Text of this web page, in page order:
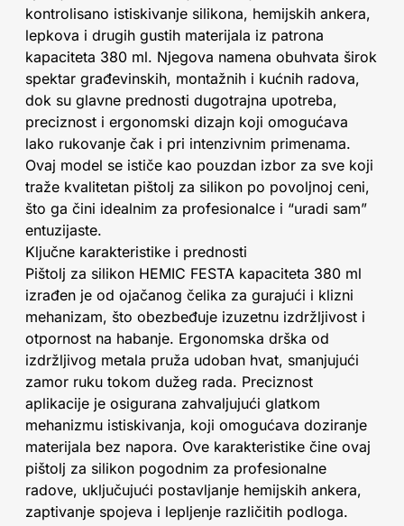
kontrolisano istiskivanje silikona, hemijskih ankera,
lepkova i drugih gustih materijala iz patrona
kapaciteta 380 ml. Njegova namena obuhvata širok
spektar građevinskih, montažnih i kućnih radova,
dok su glavne prednosti dugotrajna upotreba,
preciznost i ergonomski dizajn koji omogućava
lako rukovanje čak i pri intenzivnim primenama.
Ovaj model se ističe kao pouzdan izbor za sve koji
traže kvalitetan pištolj za silikon po povoljnoj ceni,
što ga čini idealnim za profesionalce i “uradi sam”
entuzijaste.
Ključne karakteristike i prednosti
Pištolj za silikon HEMIC FESTA kapaciteta 380 ml
izrađen je od ojačanog čelika za gurajući i klizni
mehanizam, što obezbeđuje izuzetnu izdržljivost i
otpornost na habanje. Ergonomska drška od
izdržljivog metala pruža udoban hvat, smanjujući
zamor ruku tokom dužeg rada. Preciznost
aplikacije je osigurana zahvaljujući glatkom
mehanizmu istiskivanja, koji omogućava doziranje
materijala bez napora. Ove karakteristike čine ovaj
pištolj za silikon pogodnim za profesionalne
radove, uključujući postavljanje hemijskih ankera,
zaptivanje spojeva i lepljenje različitih podloga.